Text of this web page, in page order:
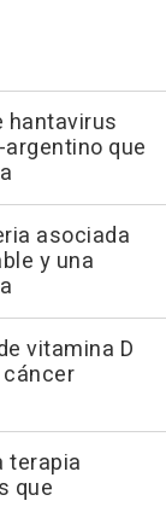
hantavirus
que
asociada
y una
vitamina D
terapia
que